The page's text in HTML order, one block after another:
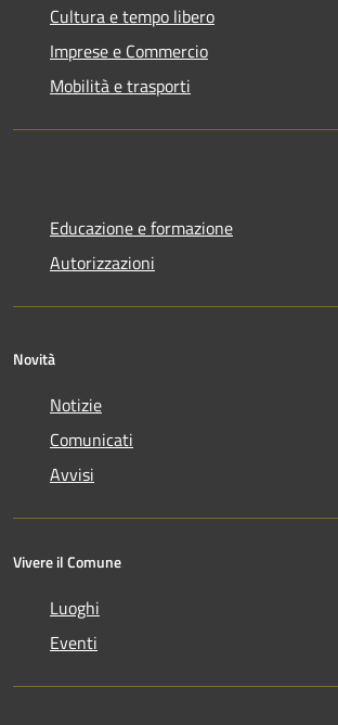
Cultura e tempo libero
Imprese e Commercio
Mobilità e trasporti
Educazione e formazione
Autorizzazioni
Novità
Notizie
Comunicati
Avvisi
Vivere il Comune
Luoghi
Eventi